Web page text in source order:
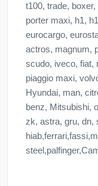
t100, trade,
porter maxi, h1,
eurocargo,
actros, magnum,
scudo, iveco, fiat,
piaggio maxi,
Hyundai, man,
benz, Mitsubishi,
zk, astra, gru, dn,